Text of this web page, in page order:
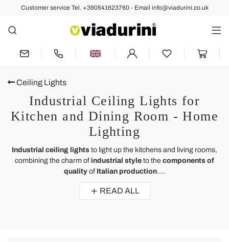
Customer service Tel. +390541623760 - Email info@viadurini.co.uk
Ceiling Lights
Industrial Ceiling Lights for
Kitchen and Dining Room - Home
Lighting
Industrial ceiling lights to light up the kitchens and living rooms,
combining the charm of industrial style to the components of
quality of Italian production....
READ ALL